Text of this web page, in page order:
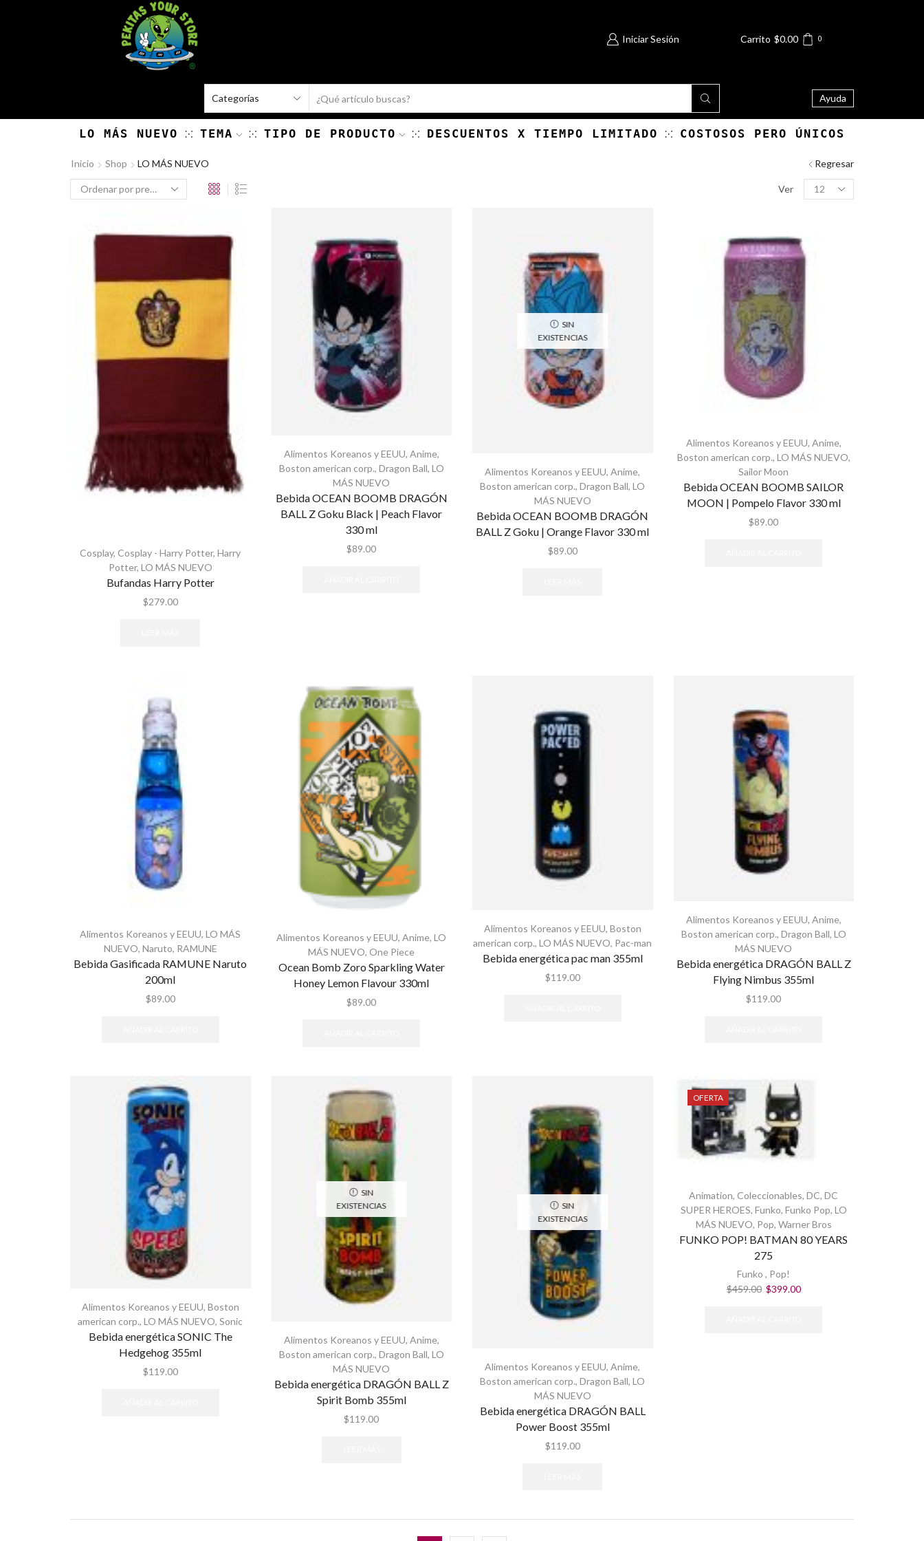
Iniciar Sesión Carrito $0.00 0
input
Ayuda
LO MÁS NUEVO TEMA TIPO DE PRODUCTO DESCUENTOS X TIEMPO LIMITADO COSTOSOS PERO ÚNICOS
Inicio Shop LO MÁS NUEVO Regresar
Ver
Products
per
Cosplay,Cosplay - Harry Potter,Harry
Potter, LO MÁS NUEVO
Bufandas Harry Potter
$279.00
Alimentos Koreanos y EEUU, Anime,
Boston american corp., Dragon Ball, LO
MÁS NUEVO
Bebida OCEAN BOOMB DRAGÓN
BALL Z Goku Black | Peach Flavor
330 ml
$89.00
SIN
EXISTENCIAS
Alimentos Koreanos y EEUU,Anime,
Boston american corp.,Dragon Ball,LO
MÁS NUEVO
Bebida OCEAN BOOMB DRAGÓN
BALL Z Goku | Orange Flavor 330 ml
$89.00
Alimentos Koreanos y EEUU, Anime,
Boston american corp., LO MÁS NUEVO,
Sailor Moon
Bebida OCEAN BOOMB SAILOR
MOON | Pompelo Flavor 330 ml
$89.00
Alimentos Koreanos y EEUU,LO MÁS
NUEVO, Naruto, RAMUNE
Bebida Gasificada RAMUNE Naruto
200ml
$89.00
Alimentos Koreanos y EEUU,Anime,LO
MÁS NUEVO, One Piece
Ocean Bomb Zoro Sparkling Water
Honey Lemon Flavour 330ml
$89.00
Alimentos Koreanos y EEUU, Boston
american corp.,LO MÁS NUEVO, Pac-man
Bebida energética pac man 355ml
$119.00
Alimentos Koreanos y EEUU, Anime,
Boston american corp., Dragon Ball, LO
MÁS NUEVO
Bebida energética DRAGÓN BALL Z
Flying Nimbus 355ml
$119.00
Alimentos Koreanos y EEUU, Boston
american corp.,LO MÁS NUEVO,Sonic
Bebida energética SONIC The
Hedgehog 355ml
$119.00
SIN
EXISTENCIAS
Alimentos Koreanos y EEUU, Anime,
Boston american corp., Dragon Ball, LO
MÁS NUEVO
Bebida energética DRAGÓN BALL Z
Spirit Bomb 355ml
$119.00
SIN
EXISTENCIAS
Alimentos Koreanos y EEUU,Anime,
Boston american corp.,Dragon Ball,LO
MÁS NUEVO
Bebida energética DRAGÓN BALL
Power Boost 355ml
$119.00
OFERTA
Animation,Coleccionables,DC,DC
SUPER HEROES, Funko, Funko Pop, LO
MÁS NUEVO, Pop, Warner Bros
FUNKO POP! BATMAN 80 YEARS
275
Funko , Pop!
$459.00 El
$399.00El